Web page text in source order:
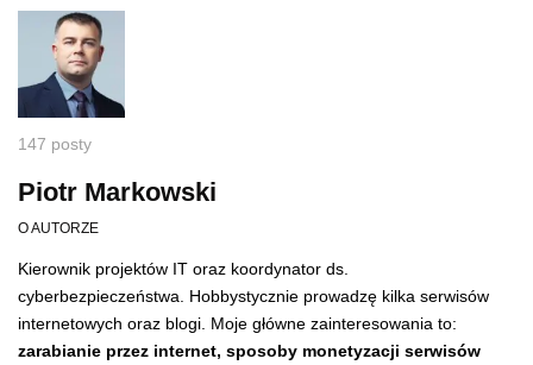
147 posty
Piotr Markowski
O AUTORZE
Kierownik projektów IT oraz koordynator ds.
cyberbezpieczeństwa. Hobbystycznie prowadzę kilka serwisów
internetowych oraz blogi. Moje główne zainteresowania to:
zarabianie przez internet, sposoby monetyzacji serwisów